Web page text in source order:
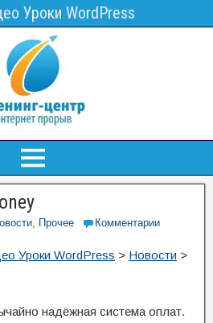
Уроки WordPress
, Прочее Комментарии
Уроки WordPress > Новости >
надёжная система оплат.